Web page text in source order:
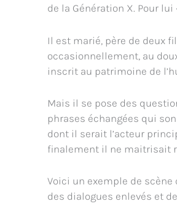
de la Génération X. Pour
Il est marié, père de deux
occasionnellement, au
inscrit au patrimoine de
Mais il se pose des
phrases échangées qui
dont il serait l’acteur
finalement il ne maitrisait
Voici un exemple de
des dialogues enlevés et